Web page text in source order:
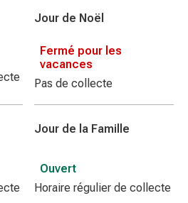
Jour de Noël
Fermé pour les
vacances
Pas de collecte
Jour de la Famille
Ouvert
Horaire régulier de collecte